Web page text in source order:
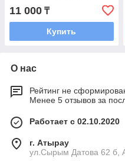
11 000 ₸
Купить
О нас
Рейтинг не
Менее 5 отзывов за
Работает с 02.10.2020
г. Атырау
ул.Сырым Датова 62 б,